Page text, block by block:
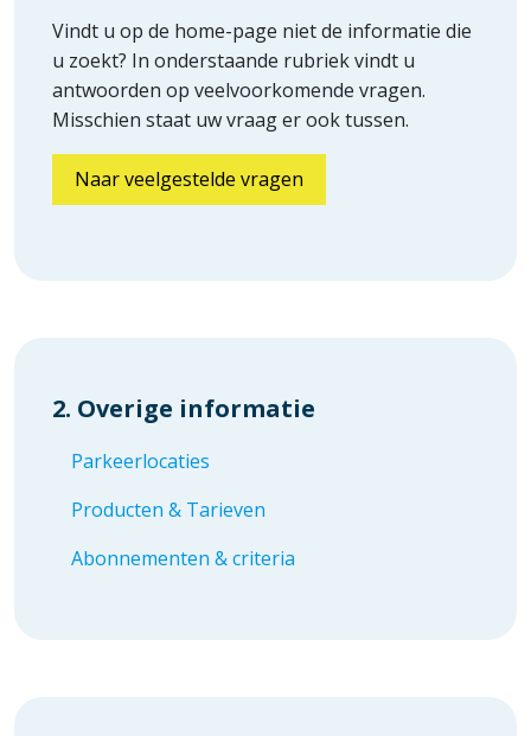
Vindt u op de home-page niet de informatie die
u zoekt? In onderstaande rubriek vindt u
antwoorden op veelvoorkomende vragen.
Misschien staat uw vraag er ook tussen.
Naar veelgestelde vragen
2. Overige informatie
Parkeerlocaties
Producten & Tarieven
Abonnementen & criteria